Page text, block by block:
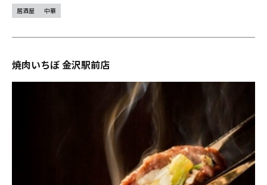
居酒屋 中華
焼肉いちぼ 金沢駅前店